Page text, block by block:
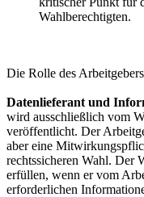
Wahlberechtigten.
Die Rolle des Arbeitgebers
Datenlieferant und
wird ausschließlich vom
veröffentlicht. Der
aber eine
rechtssicheren Wahl. Der
erfüllen, wenn er vom
erforderlichen